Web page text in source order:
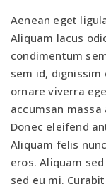
Aenean eget
Aliquam lacus
condimentum
sem id,
ornare viverra
accumsan
Donec eleifend
Aliquam felis
eros. Aliquam
sed eu mi.